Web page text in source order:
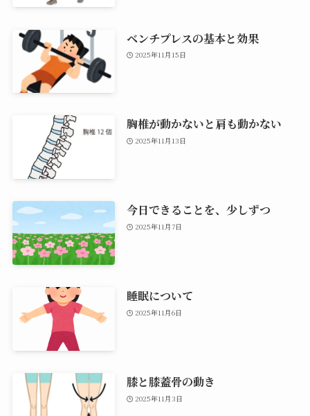
ベンチプレスの基本と効果
2025年11月15日
胸椎が動かないと肩も動かない
2025年11月13日
今日できることを、少しずつ
2025年11月7日
睡眠について
2025年11月6日
膝と膝蓋骨の動き
2025年11月3日